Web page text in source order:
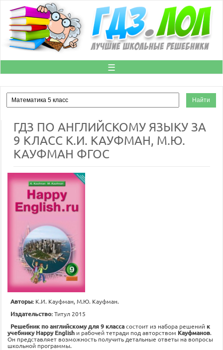
☰
ГДЗ ПО АНГЛИЙСКОМУ ЯЗЫКУ ЗА
9 КЛАСС К.И. КАУФМАН, М.Ю.
КАУФМАН ФГОС
Авторы: К.И. Кауфман, М.Ю. Кауфман.
Издательство:Титул 2015
Решебник по английскому для 9 классасостоит из набора решений к
учебнику Happy English и рабочей тетради под авторством Кауфманов.
Он представляет возможность получить детальные ответы на вопросы
школьной программы.